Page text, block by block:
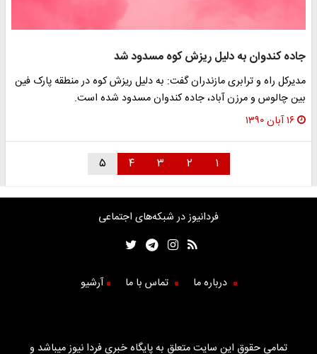
جاده کندوان به دلیل ریزش کوه مسدود شد
مدیرکل راه و ترابری مازندران گفت: به دلیل ریزش کوه در منطقه پارک فین
بین چالوس و مرزن آباد، جاده کندوان مسدود شده است.
۱۶ آبان ۱۳۹۰
۱ ۲ ۳ ۴ ۵
فردانیوز در شبکه‌های اجتماعی
درباره ما تماس با ما آرشیو
تمامی حقوق این سایت متعلق به پایگاه خبری فردا نیوز میباشد و